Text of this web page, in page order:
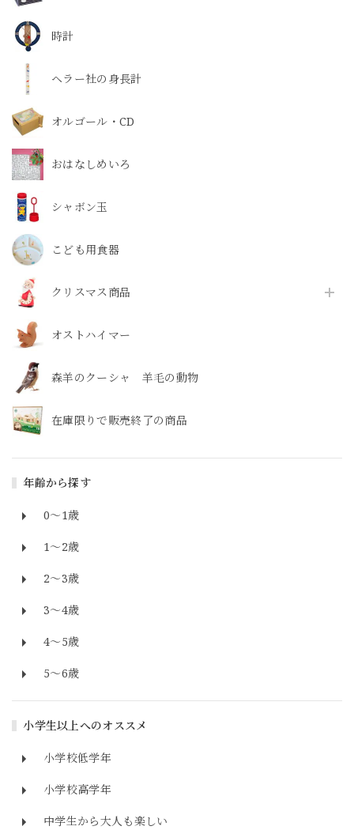
時計
ヘラー社の身長計
オルゴール・CD
おはなしめいろ
シャボン玉
こども用食器
クリスマス商品
オストハイマー
森羊のクーシャ 羊毛の動物
在庫限りで販売終了の商品
年齢から探す
0～1歳
1～2歳
2～3歳
3～4歳
4～5歳
5～6歳
小学生以上へのオススメ
小学校低学年
小学校高学年
中学生から大人も楽しい